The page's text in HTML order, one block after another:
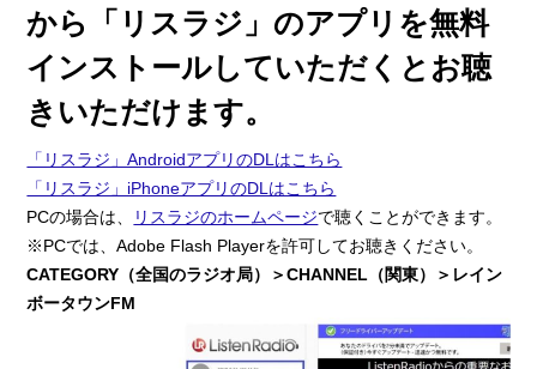
から「リスラジ」のアプリを無料
インストールしていただくとお聴
きいただけます。
「リスラジ」AndroidアプリのDLはこちら
「リスラジ」iPhoneアプリのDLはこちら
PCの場合は、
リスラジのホームページで聴くことができます。
※PCでは、Adobe Flash Playerを許可してお聴きください。
CATEGORY（全国のラジオ局）＞CHANNEL（関東）＞レイン
ボータウンFM